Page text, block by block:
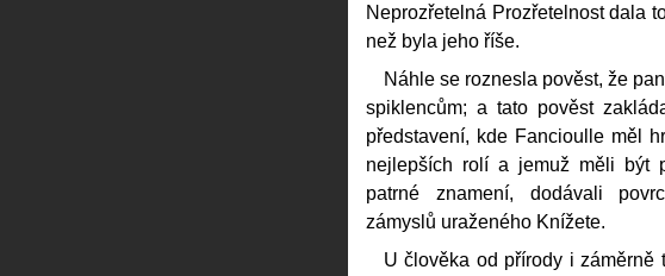
Neprozřetelná Prozřetelnost dala
než byla jeho říše.
Náhle se roznesla pověst, že
spiklencům; a tato pověst
představení, kde Fancioulle měl
nejlepších rolí a jemuž měli být
patrné znamení, dodávali
zámyslů uraženého Knížete.
U člověka od přírody i záměrně